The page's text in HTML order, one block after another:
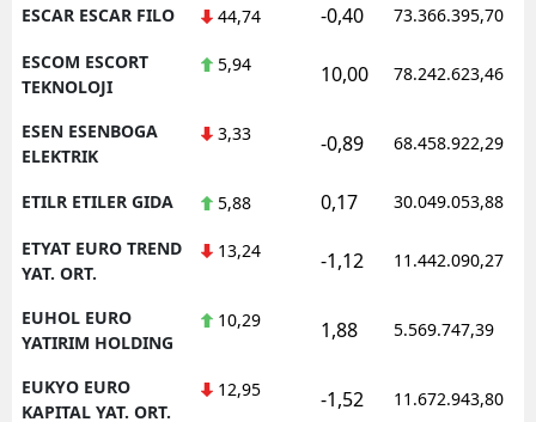
ESCAR ESCAR FILO 44,74 -0,40 73.366.395,70
ESCOM ESCORT
TEKNOLOJI
5,94 10,00 78.242.623,46
ESEN ESENBOGA
ELEKTRIK
3,33 -0,89 68.458.922,29
ETILR ETILER GIDA 5,88 0,17 30.049.053,88
ETYAT EURO TREND
YAT. ORT.
13,24 -1,12 11.442.090,27
EUHOL EURO
YATIRIM HOLDING
10,29 1,88 5.569.747,39
EUKYO EURO
KAPITAL YAT. ORT.
12,95 -1,52 11.672.943,80